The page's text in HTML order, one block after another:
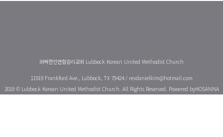
러벅한인연합감리교회 Lubbock Korean United Methodist Church
11919 Frankford Ave., Lubbock, TX 79424 / revdanielkim@hotmail.com
2018 © Lubbock Korean United Methodist Church. All Rights Reserved. Powered byHOSANNA